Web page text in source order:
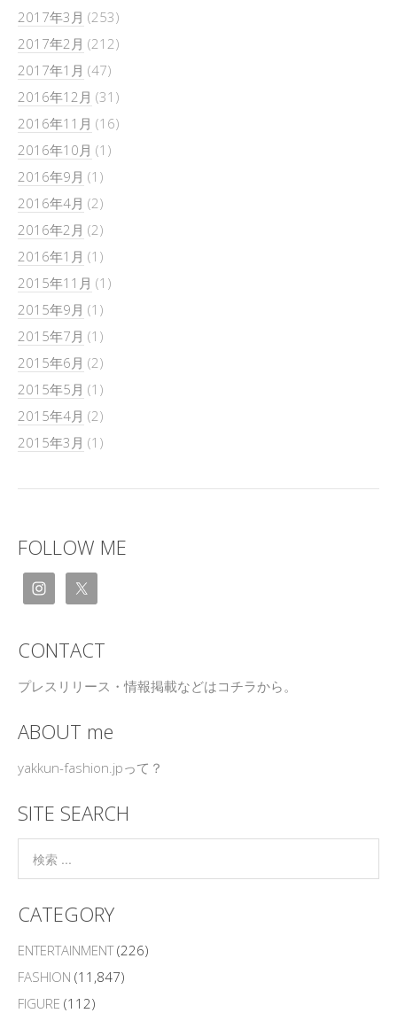
2017年3月 (253)
2017年2月 (212)
2017年1月 (47)
2016年12月 (31)
2016年11月 (16)
2016年10月 (1)
2016年9月 (1)
2016年4月 (2)
2016年2月 (2)
2016年1月 (1)
2015年11月 (1)
2015年9月 (1)
2015年7月 (1)
2015年6月 (2)
2015年5月 (1)
2015年4月 (2)
2015年3月 (1)
FOLLOW ME
CONTACT
プレスリリース・情報掲載などはコチラから。
ABOUT me
yakkun-fashion.jpって？
SITE SEARCH
CATEGORY
ENTERTAINMENT(226)
FASHION (11,847)
FIGURE (112)